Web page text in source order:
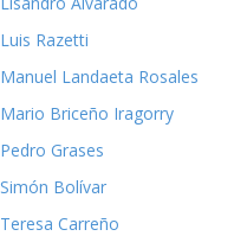
Luis Razetti
Manuel Landaeta Rosales
Mario Briceño Iragorry
Pedro Grases
Simón Bolívar
Teresa Carreño